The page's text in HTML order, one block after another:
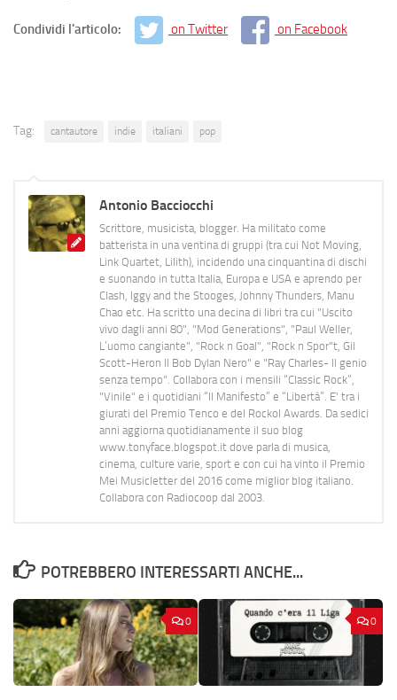
Condividi l'articolo: on Twitter on Facebook
Tag: cantautore indie italiani pop
Antonio Bacciocchi
Scrittore, musicista, blogger. Ha militato come
batterista in una ventina di gruppi (tra cui Not Moving,
Link Quartet, Lilith), incidendo una cinquantina di dischi
e suonando in tutta Italia, Europa e USA e aprendo per
Clash, Iggy and the Stooges, Johnny Thunders, Manu
Chao etc. Ha scritto una decina di libri tra cui "Uscito
vivo dagli anni 80", "Mod Generations", "Paul Weller,
L’uomo cangiante", "Rock n Goal", "Rock n Spor"t, Gil
Scott-Heron Il Bob Dylan Nero" e "Ray Charles- Il genio
senza tempo". Collabora con i mensili “Classic Rock”,
"Vinile" e i quotidiani “Il Manifesto” e “Libertà”. E' tra i
giurati del Premio Tenco e del Rockol Awards. Da sedici
anni aggiorna quotidianamente il suo blog
www.tonyface.blogspot.it dove parla di musica,
cinema, culture varie, sport e con cui ha vinto il Premio
Mei Musicletter del 2016 come miglior blog italiano.
Collabora con Radiocoop dal 2003.
POTREBBERO INTERESSARTI ANCHE...
0 0